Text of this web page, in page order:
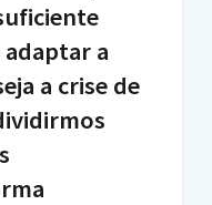
a
a crise de